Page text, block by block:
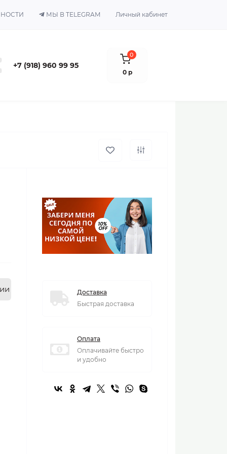
МЫ В TELEGRAM Личный кабинет
+7 (918) 960 99 95
0
0 р
Доставка
Быстрая доставка
Оплата
Оплачивайте быстро
и удобно